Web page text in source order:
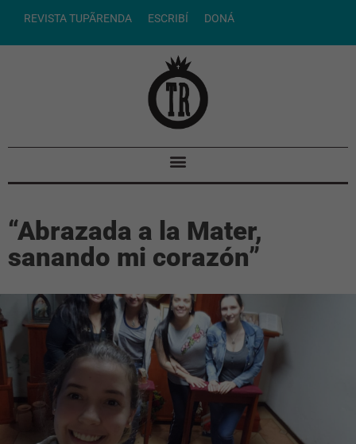
REVISTA TUPÃRENDA ESCRIBÍ DONÁ
“Abrazada a la Mater,
sanando mi corazón”